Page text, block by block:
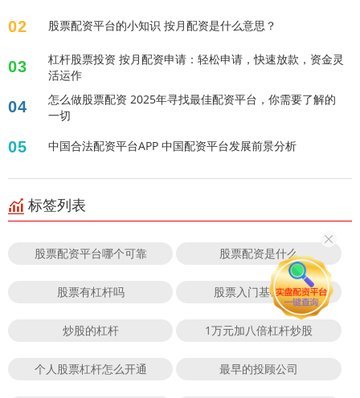
02 股票配资平台的小知识 按月配资是什么意思？
03
杠杆股票投资 按月配资申请：轻松申请，快速放款，资金灵
活运作
04
怎么做股票配资 2025年寻找最佳配资平台，你需要了解的
一切
05 中国合法配资平台APP 中国配资平台发展前景分析
标签列表
股票配资平台哪个可靠 股票配资是什么
股票有杠杆吗 股票入门基础知识
炒股的杠杆 1万元加八倍杠杆炒股
个人股票杠杆怎么开通 最早的投顾公司